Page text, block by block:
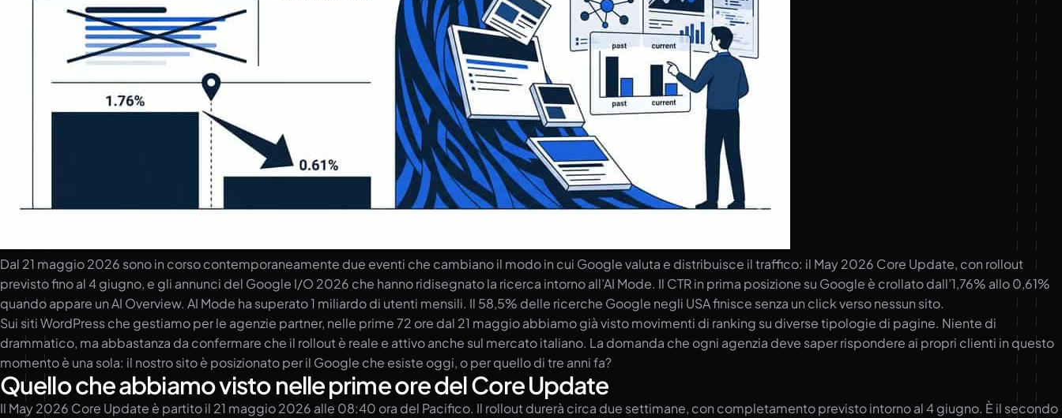
Dal 21 maggio 2026 sono in corso contemporaneamente due eventi che cambiano il modo in cui Google valuta e distribuisce il traffico: il May 2026 Core Update, con rollout
previsto fino al 4 giugno, e gli annunci del Google I/O 2026 che hanno ridisegnato la ricerca intorno all’AI Mode. Il CTR in prima posizione su Google è crollato dall’1,76% allo 0,61%
quando appare un AI Overview. AI Mode ha superato 1 miliardo di utenti mensili. Il 58,5% delle ricerche Google negli USA finisce senza un click verso nessun sito.
Sui siti WordPress che gestiamo per le agenzie partner, nelle prime 72 ore dal 21 maggio abbiamo già visto movimenti di ranking su diverse tipologie di pagine. Niente di
drammatico, ma abbastanza da confermare che il rollout è reale e attivo anche sul mercato italiano. La domanda che ogni agenzia deve saper rispondere ai propri clienti in questo
momento è una sola: il nostro sito è posizionato per il Google che esiste oggi, o per quello di tre anni fa?
Quello che abbiamo visto nelle prime ore del Core Update
Il May 2026 Core Update è partito il 21 maggio 2026 alle 08:40 ora del Pacifico. Il rollout durerà circa due settimane, con completamento previsto intorno al 4 giugno. È il secondo